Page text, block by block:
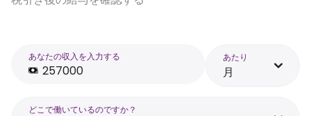
あなたの収入を入力する あたり
月
どこで働いているのですか？